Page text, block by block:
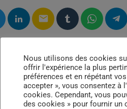
email
Nous utilisons des cookies
offrir l'expérience la plus
préférences et en répétant
accepter », vous consentez à
cookies. Cependant, vous
des cookies » pour fournir un